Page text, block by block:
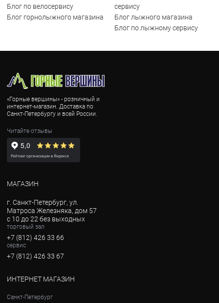
Блог по велосервису
Блог горнолыжного магазина
сервису
Блог лыжного магазина
Блог по лыжному сервису
«Горные вершины» - розничный и
интернет-магазин. Доставка по
Санкт-Петербургу и всей России.
Читайте отзывы
МАГАЗИН
г. Санкт-Петербург, ул.
Матроса Железняка, дом 57
с 10 до 22 без выходных
торговый зал
+7 (812) 426 33 66
сервис
+7 (812) 426 33 67
ИНТЕРНЕТ МАГАЗИН
Санкт-Петербург